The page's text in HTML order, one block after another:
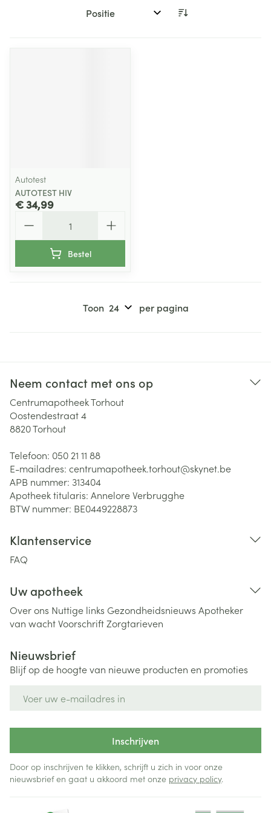
Sorteer op:
Autotest
AUTOTEST HIV
€ 34,99
Bestel
Toon per pagina
Neem contact met ons op
Centrumapotheek Torhout
Oostendestraat 4
8820Torhout
Telefoon: 050 21 11 88
E-mailadres: centrumapotheek.torhout@skynet.be
APB nummer: 313404
Apotheek titularis: Annelore Verbrugghe
BTW nummer: BE0449228873
Klantenservice
FAQ
Uw apotheek
Over ons Nuttige links Gezondheidsnieuws Apotheker
van wachtVoorschriftZorgtarieven
Nieuwsbrief
Blijf op de hoogte van nieuwe producten en promoties
Inschrijven
Door op inschrijven te klikken, schrijft u zich in voor onze
nieuwsbrief en gaat u akkoord met onze privacy policy.